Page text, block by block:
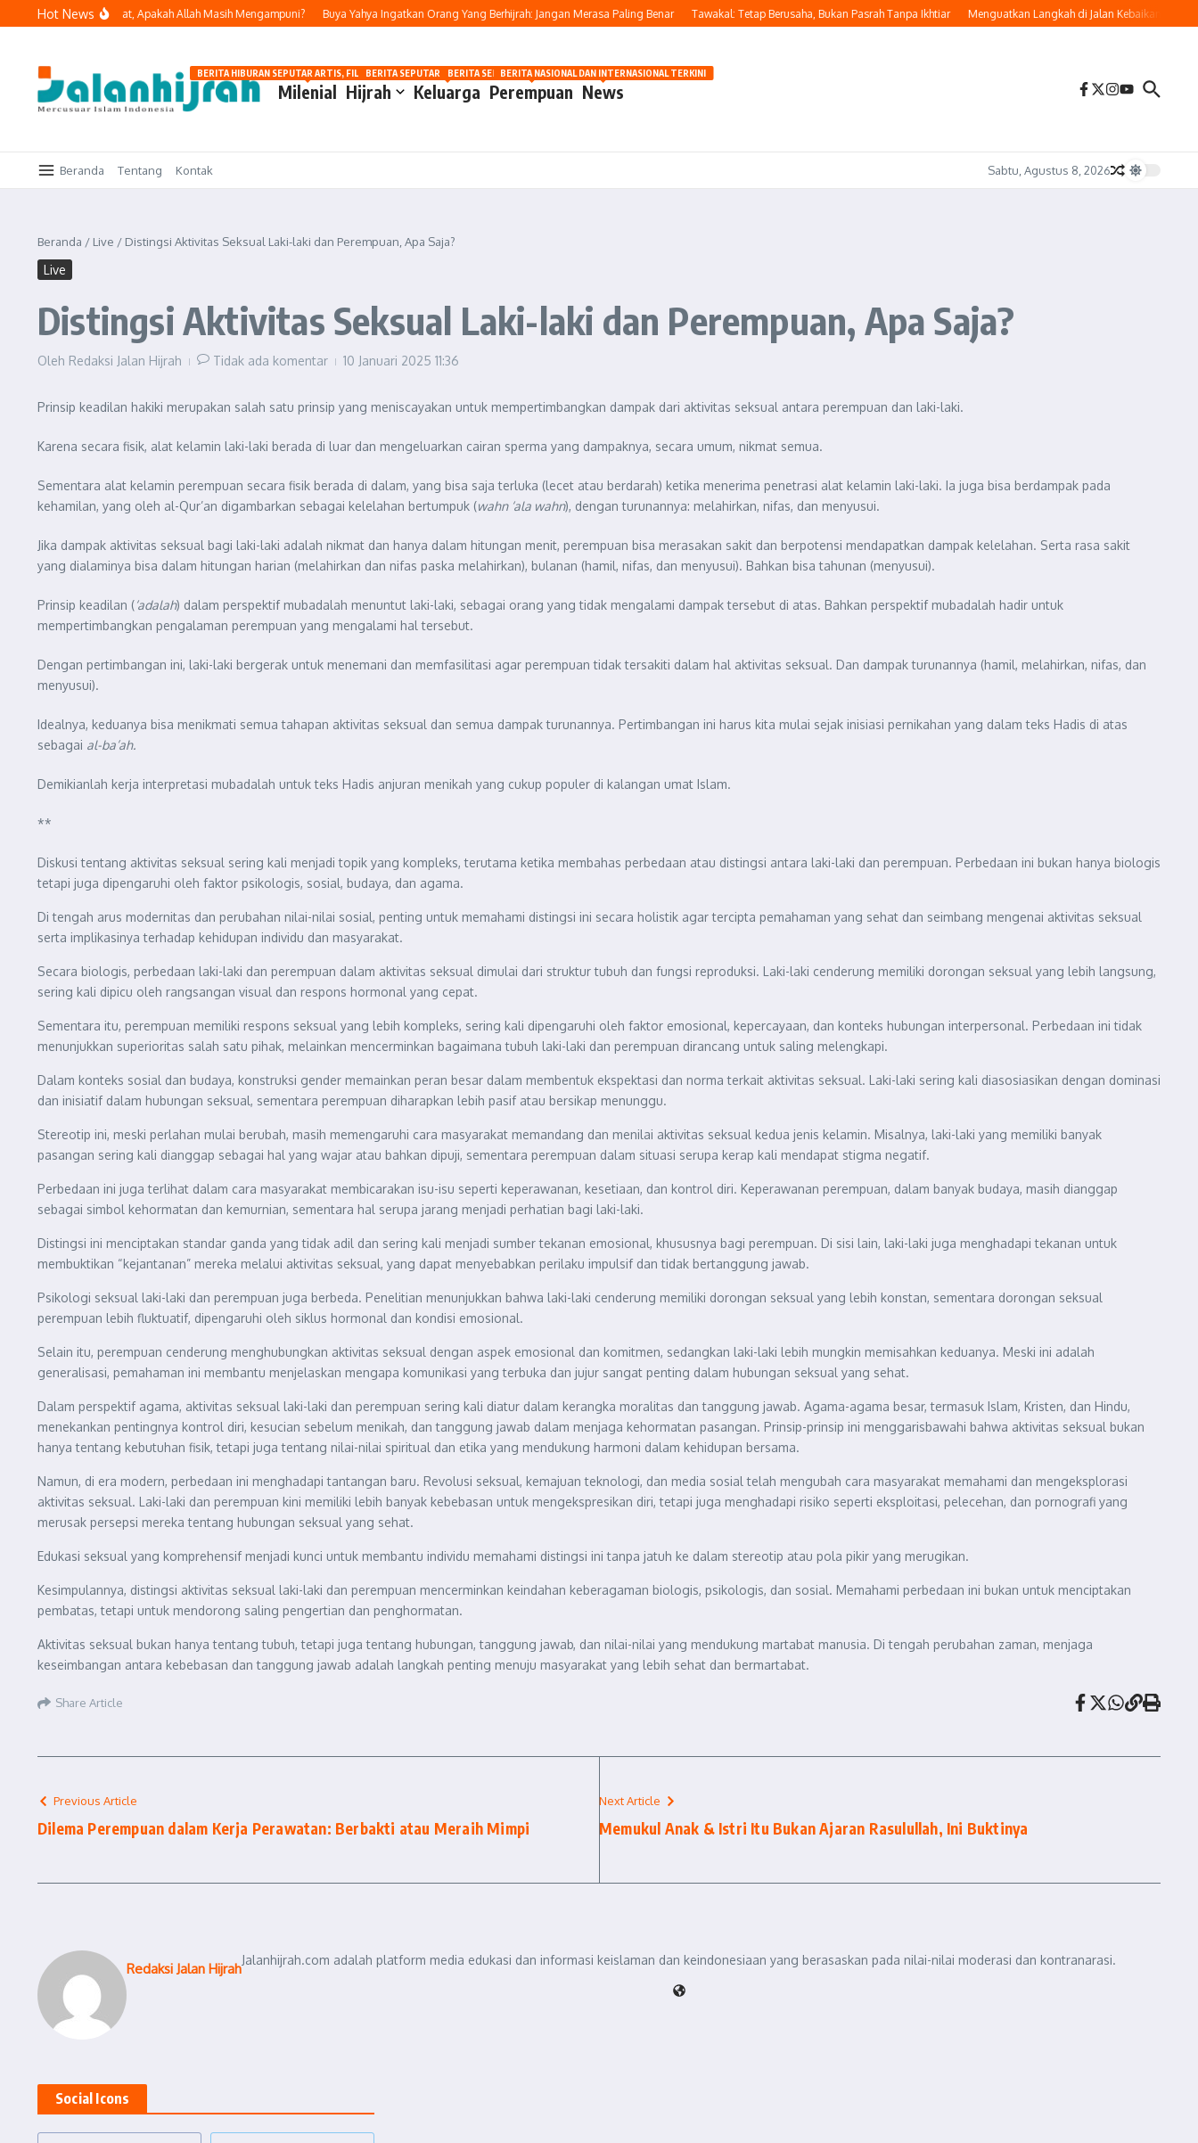
Lewati ke konten
Hot News
Dosa dan Bertobat, Apakah Allah Masih Mengampuni? Buya Yahya Ingatkan Orang Yang Berhijrah: Jangan Merasa Paling Benar Tawakal: Tetap Berusaha, Bukan Pasrah Tanpa Ikhtiar Menguatkan Langkah di Jalan Kebaikan
Milenial
BERITA HIBURAN SEPUTAR ARTIS, FILM, DAN GOSIP
Hijrah Keluarga
BERITA SEPUTAR OTOMOTIF HARI INI
Perempuan
BERITA SEPUTAR KECANTIKAN WANITA
News
BERITA NASIONAL DAN INTERNASIONAL TERKINI
Beranda Tentang Kontak Sabtu, Agustus 8, 2026
Beranda / Live / Distingsi Aktivitas Seksual Laki-laki dan Perempuan, Apa Saja?
Live
Distingsi Aktivitas Seksual Laki-laki dan Perempuan, Apa Saja?
Oleh Redaksi Jalan Hijrah Tidak ada komentar 10 Januari 2025 11:36
Prinsip keadilan hakiki merupakan salah satu prinsip yang meniscayakan untuk mempertimbangkan dampak dari aktivitas seksual antara perempuan dan laki-laki.
Karena secara fisik, alat kelamin laki-laki berada di luar dan mengeluarkan cairan sperma yang dampaknya, secara umum, nikmat semua.
Sementara alat kelamin perempuan secara fisik berada di dalam, yang bisa saja terluka (lecet atau berdarah) ketika menerima penetrasi alat kelamin laki-laki. Ia juga bisa berdampak pada
kehamilan, yang oleh al-Qur’an digambarkan sebagai kelelahan bertumpuk (wahn ‘ala wahn), dengan turunannya: melahirkan, nifas, dan menyusui.
Jika dampak aktivitas seksual bagi laki-laki adalah nikmat dan hanya dalam hitungan menit, perempuan bisa merasakan sakit dan berpotensi mendapatkan dampak kelelahan. Serta rasa sakit
yang dialaminya bisa dalam hitungan harian (melahirkan dan nifas paska melahirkan), bulanan (hamil, nifas, dan menyusui). Bahkan bisa tahunan (menyusui).
Prinsip keadilan (‘adalah) dalam perspektif mubadalah menuntut laki-laki, sebagai orang yang tidak mengalami dampak tersebut di atas. Bahkan perspektif mubadalah hadir untuk
mempertimbangkan pengalaman perempuan yang mengalami hal tersebut.
Dengan pertimbangan ini, laki-laki bergerak untuk menemani dan memfasilitasi agar perempuan tidak tersakiti dalam hal aktivitas seksual. Dan dampak turunannya (hamil, melahirkan, nifas, dan
menyusui).
Idealnya, keduanya bisa menikmati semua tahapan aktivitas seksual dan semua dampak turunannya. Pertimbangan ini harus kita mulai sejak inisiasi pernikahan yang dalam teks Hadis di atas
sebagai al-ba’ah.
Demikianlah kerja interpretasi mubadalah untuk teks Hadis anjuran menikah yang cukup populer di kalangan umat Islam.
**
Diskusi tentang aktivitas seksual sering kali menjadi topik yang kompleks, terutama ketika membahas perbedaan atau distingsi antara laki-laki dan perempuan. Perbedaan ini bukan hanya biologis
tetapi juga dipengaruhi oleh faktor psikologis, sosial, budaya, dan agama.
Di tengah arus modernitas dan perubahan nilai-nilai sosial, penting untuk memahami distingsi ini secara holistik agar tercipta pemahaman yang sehat dan seimbang mengenai aktivitas seksual
serta implikasinya terhadap kehidupan individu dan masyarakat.
Secara biologis, perbedaan laki-laki dan perempuan dalam aktivitas seksual dimulai dari struktur tubuh dan fungsi reproduksi. Laki-laki cenderung memiliki dorongan seksual yang lebih langsung,
sering kali dipicu oleh rangsangan visual dan respons hormonal yang cepat.
Sementara itu, perempuan memiliki respons seksual yang lebih kompleks, sering kali dipengaruhi oleh faktor emosional, kepercayaan, dan konteks hubungan interpersonal. Perbedaan ini tidak
menunjukkan superioritas salah satu pihak, melainkan mencerminkan bagaimana tubuh laki-laki dan perempuan dirancang untuk saling melengkapi.
Dalam konteks sosial dan budaya, konstruksi gender memainkan peran besar dalam membentuk ekspektasi dan norma terkait aktivitas seksual. Laki-laki sering kali diasosiasikan dengan dominasi
dan inisiatif dalam hubungan seksual, sementara perempuan diharapkan lebih pasif atau bersikap menunggu.
Stereotip ini, meski perlahan mulai berubah, masih memengaruhi cara masyarakat memandang dan menilai aktivitas seksual kedua jenis kelamin. Misalnya, laki-laki yang memiliki banyak
pasangan sering kali dianggap sebagai hal yang wajar atau bahkan dipuji, sementara perempuan dalam situasi serupa kerap kali mendapat stigma negatif.
Perbedaan ini juga terlihat dalam cara masyarakat membicarakan isu-isu seperti keperawanan, kesetiaan, dan kontrol diri. Keperawanan perempuan, dalam banyak budaya, masih dianggap
sebagai simbol kehormatan dan kemurnian, sementara hal serupa jarang menjadi perhatian bagi laki-laki.
Distingsi ini menciptakan standar ganda yang tidak adil dan sering kali menjadi sumber tekanan emosional, khususnya bagi perempuan. Di sisi lain, laki-laki juga menghadapi tekanan untuk
membuktikan “kejantanan” mereka melalui aktivitas seksual, yang dapat menyebabkan perilaku impulsif dan tidak bertanggung jawab.
Psikologi seksual laki-laki dan perempuan juga berbeda. Penelitian menunjukkan bahwa laki-laki cenderung memiliki dorongan seksual yang lebih konstan, sementara dorongan seksual
perempuan lebih fluktuatif, dipengaruhi oleh siklus hormonal dan kondisi emosional.
Selain itu, perempuan cenderung menghubungkan aktivitas seksual dengan aspek emosional dan komitmen, sedangkan laki-laki lebih mungkin memisahkan keduanya. Meski ini adalah
generalisasi, pemahaman ini membantu menjelaskan mengapa komunikasi yang terbuka dan jujur sangat penting dalam hubungan seksual yang sehat.
Dalam perspektif agama, aktivitas seksual laki-laki dan perempuan sering kali diatur dalam kerangka moralitas dan tanggung jawab. Agama-agama besar, termasuk Islam, Kristen, dan Hindu,
menekankan pentingnya kontrol diri, kesucian sebelum menikah, dan tanggung jawab dalam menjaga kehormatan pasangan. Prinsip-prinsip ini menggarisbawahi bahwa aktivitas seksual bukan
hanya tentang kebutuhan fisik, tetapi juga tentang nilai-nilai spiritual dan etika yang mendukung harmoni dalam kehidupan bersama.
Namun, di era modern, perbedaan ini menghadapi tantangan baru. Revolusi seksual, kemajuan teknologi, dan media sosial telah mengubah cara masyarakat memahami dan mengeksplorasi
aktivitas seksual. Laki-laki dan perempuan kini memiliki lebih banyak kebebasan untuk mengekspresikan diri, tetapi juga menghadapi risiko seperti eksploitasi, pelecehan, dan pornografi yang
merusak persepsi mereka tentang hubungan seksual yang sehat.
Edukasi seksual yang komprehensif menjadi kunci untuk membantu individu memahami distingsi ini tanpa jatuh ke dalam stereotip atau pola pikir yang merugikan.
Kesimpulannya, distingsi aktivitas seksual laki-laki dan perempuan mencerminkan keindahan keberagaman biologis, psikologis, dan sosial. Memahami perbedaan ini bukan untuk menciptakan
pembatas, tetapi untuk mendorong saling pengertian dan penghormatan.
Aktivitas seksual bukan hanya tentang tubuh, tetapi juga tentang hubungan, tanggung jawab, dan nilai-nilai yang mendukung martabat manusia. Di tengah perubahan zaman, menjaga
keseimbangan antara kebebasan dan tanggung jawab adalah langkah penting menuju masyarakat yang lebih sehat dan bermartabat.
Share Article
Previous Article
Dilema Perempuan dalam Kerja Perawatan: Berbakti atau Meraih Mimpi
Next Article
Memukul Anak & Istri Itu Bukan Ajaran Rasulullah, Ini Buktinya
Redaksi Jalan Hijrah
Jalanhijrah.com adalah platform media edukasi dan informasi keislaman dan keindonesiaan yang berasaskan pada nilai-nilai moderasi dan kontranarasi.
Social Icons